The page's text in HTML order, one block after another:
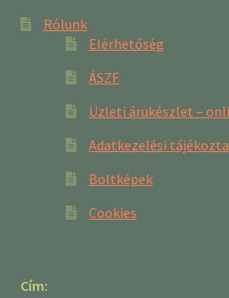
Rólunk
Elérhetőség
ÁSZF
Üzleti árukészlet –
Adatkezelési
Boltképek
Cookies
Cím: